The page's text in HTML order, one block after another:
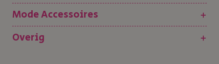
Mode Accessoires
+
Overig
+